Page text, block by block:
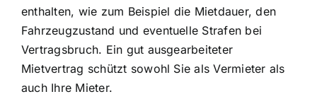
enthalten, wie zum Beispiel die Mietdauer, den
Fahrzeugzustand und eventuelle Strafen bei
Vertragsbruch. Ein gut ausgearbeiteter
Mietvertrag schützt sowohl Sie als Vermieter als
auch Ihre Mieter.